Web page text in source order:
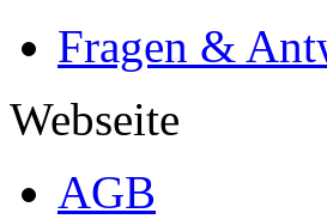
Fragen &
Webseite
AGB